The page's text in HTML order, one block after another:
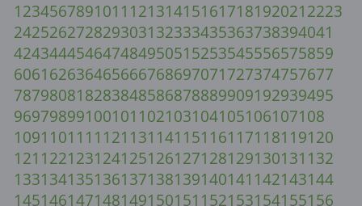
1234567891011 121314151617181920212223
242526272829303132333435363738394041
424344454647484950515253545556575859
606162636465666768697071727374757677
787980818283848586878889909192939495
96979899100101 102103104105106107108
109110111 112113114115116117118119120
121 122123124125126127128129130131 132
133134135136137138139140141 142143144
145146147148149150151 152153154155156